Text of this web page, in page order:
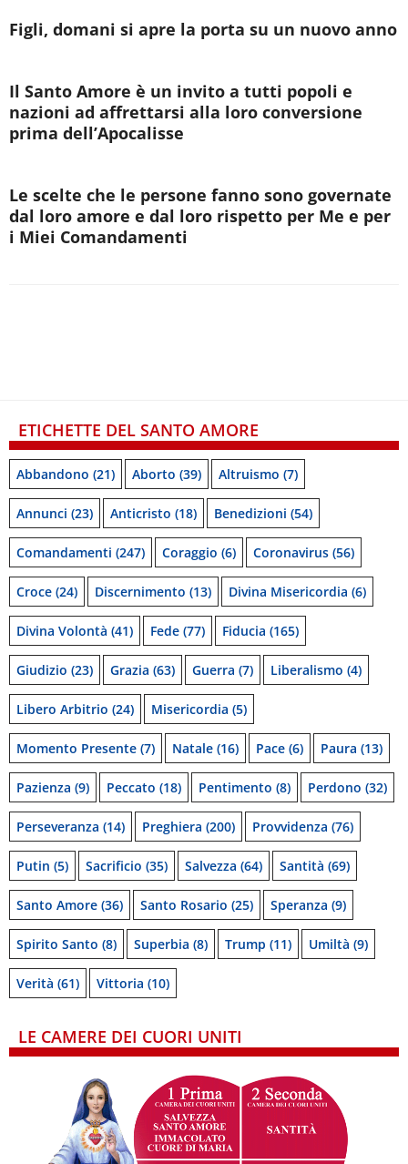
Figli, domani si apre la porta su un nuovo anno
Il Santo Amore è un invito a tutti popoli e
nazioni ad affrettarsi alla loro conversione
prima dell’Apocalisse
Le scelte che le persone fanno sono governate
dal loro amore e dal loro rispetto per Me e per
i Miei Comandamenti
ETICHETTE DEL SANTO AMORE
Abbandono (21) Aborto (39) Altruismo (7)
Annunci (23) Anticristo (18) Benedizioni (54)
Comandamenti (247) Coraggio (6) Coronavirus (56)
Croce (24) Discernimento (13) Divina Misericordia (6)
Divina Volontà (41) Fede (77) Fiducia (165)
Giudizio (23) Grazia (63) Guerra (7) Liberalismo (4)
Libero Arbitrio (24) Misericordia (5)
Momento Presente (7) Natale (16) Pace (6) Paura (13)
Pazienza (9) Peccato (18) Pentimento (8) Perdono (32)
Perseveranza (14) Preghiera (200) Provvidenza (76)
Putin (5) Sacrificio (35) Salvezza (64) Santità (69)
Santo Amore (36) Santo Rosario (25) Speranza (9)
Spirito Santo (8) Superbia (8) Trump (11) Umiltà (9)
Verità (61) Vittoria (10)
LE CAMERE DEI CUORI UNITI